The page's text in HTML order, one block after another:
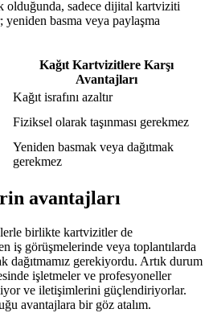
olduğunda, sadece dijital kartviziti
basma veya paylaşma
Kağıt Kartvizitlere Karşı
Avantajları
Kağıt israfını azaltır
Fiziksel olarak taşınması gerekmez
Yeniden basmak veya dağıtmak
gerekmez
avantajları
birlikte kartvizitler de
iş görüşmelerinde veya toplantılarda
gerekiyordu. Artık durum
işletmeler ve profesyoneller
ve iletişimlerini güçlendiriyorlar.
avantajlara bir göz atalım.